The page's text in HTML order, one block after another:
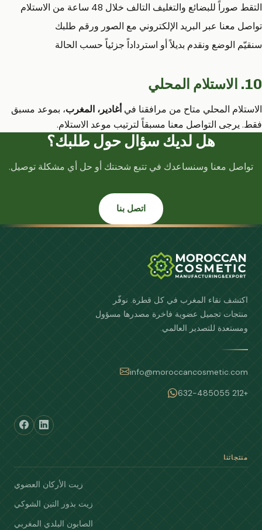
التقط صوراً للبضائع والتغليف التالف خلال 48 ساعة من الاستلام
تواصل معنا عبر البريد الإلكتروني مع الصور ورقم طلبك
سنقيّم الوضع ونقدم بديلاً أو استرداداً جزئياً حسب الحالة
10. الاستلام المحلي
الاستلام المحلي متاح من مرافقنا في أغادير، المغرب، بموعد مسبق
فقط. يرجى التواصل معنا مسبقاً لترتيب موعد الاستلام.
هل لديك سؤال حول طلبك؟
تواصل معنا وسنساعدك في تتبع شحنتك أو حل أي مشكلة توصيل.
اتصل بنا
اكتشف نقاء المغرب في كل قطرة. نوفّر
منتجات تجميل عضوية فاخرة مصدرها مسؤول
ومستعدة للتصدير العالمي.
info@moroccancosmetic.com
+212 632-485055
منتجاتنا
زيت الأركان العضوي
زيت بذور التين الشوكي
الصابون البلدي المغربي